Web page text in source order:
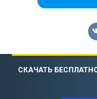
СКАЧАТЬ